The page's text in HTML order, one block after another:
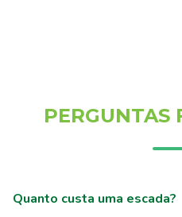
PERGUNTAS
Quanto custa uma escada?